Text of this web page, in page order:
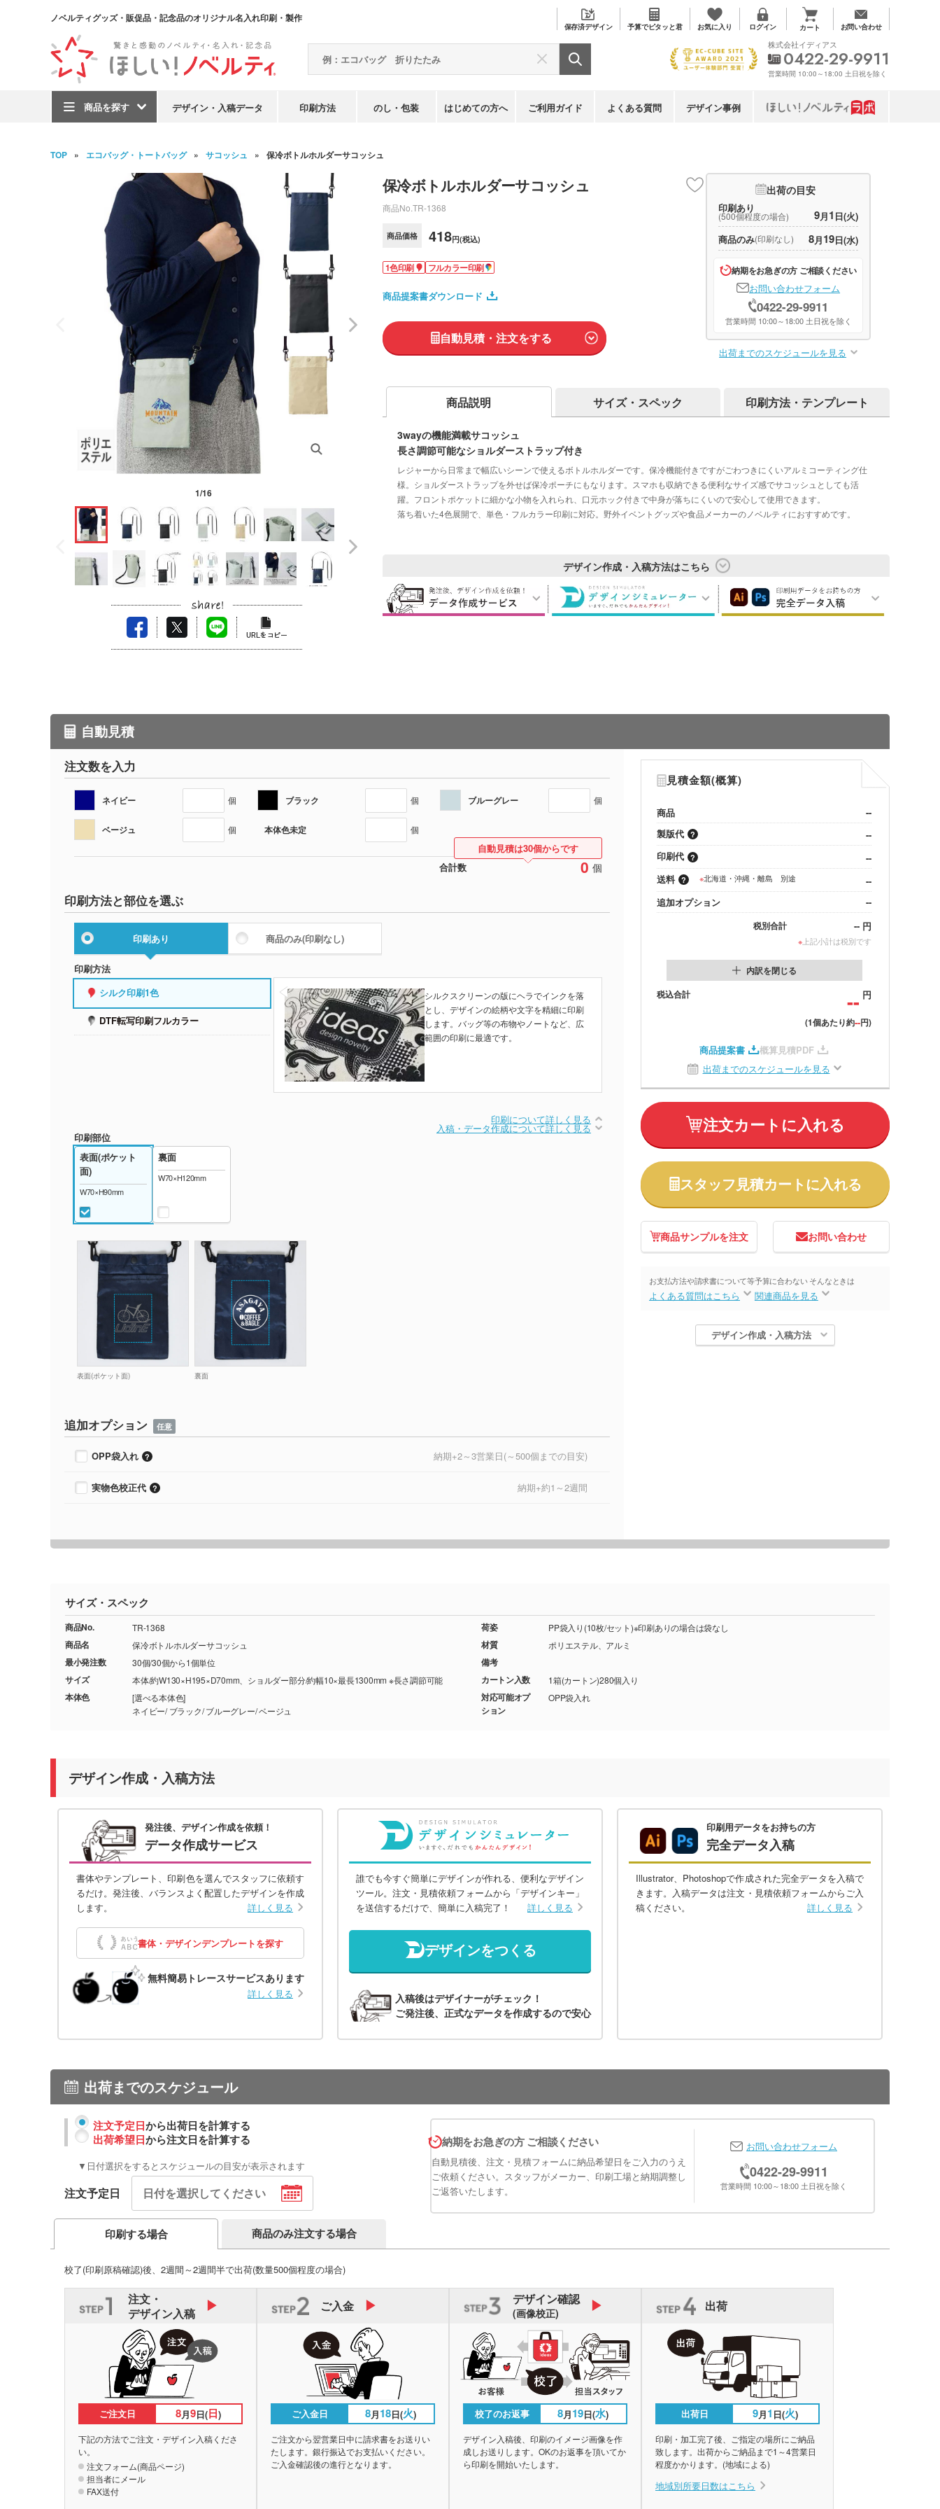
ノベルティグッズ・販促品・記念品のオリジナル名入れ印刷・製作
保存済デザイン 予算でピタッと君 お気に入り ログイン カート お問い合わせ
商品を探す デザイン・入稿データ 印刷方法 のし・包装 はじめての方へ ご利用ガイド よくある質問 デザイン事例
株式会社イディアス
0422-29-9911
営業時間 10:00～18:00 土日祝を除く
TOP エコバッグ・トートバッグ サコッシュ 保冷ボトルホルダーサコッシュ
1/16
保冷ボトルホルダーサコッシュ
商品No. TR-1368
商品価格 418円(税込)
1色印刷 フルカラー印刷
商品提案書ダウンロード
自動見積・注文をする
出荷の目安
印刷あり
(500個程度の場合) 9月1 日(火)
商品のみ(印刷なし) 8月19日(水)
納期をお急ぎの方 ご相談ください
お問い合わせフォーム
0422-29-9911
営業時間 10:00～18:00 土日祝を除く
出荷までのスケジュールを見る
商品説明 サイズ・スペック 印刷方法・テンプレート
3wayの機能満載サコッシュ
長さ調節可能なショルダーストラップ付き
レジャーから日常まで幅広いシーンで使えるボトルホルダーです。保冷機能付きですがごわつきにくいアルミコーティング仕
様。ショルダーストラップを外せば保冷ポーチにもなります。スマホも収納できる便利なサイズ感でサコッシュとしても活
躍。フロントポケットに細かな小物を入れられ、口元ホック付きで中身が落ちにくいので安心して使用できます。
落ち着いた4色展開で、単色・フルカラー印刷に対応。野外イベントグッズや食品メーカーのノベルティにおすすめです。
デザイン作成・入稿方法はこちら
自動見積
注文数を入力
ネイビー 個 ブラック 個 ブルーグレー 個
ベージュ 個 本体色未定 個
合計数 0 個
自動見積は30個からです
印刷方法と部位を選ぶ
印刷あり 商品のみ(印刷なし)
印刷方法
シルク印刷1色
DTF転写印刷フルカラー
シルクスクリーンの版にヘラでインクを落
とし、デザインの絵柄や文字を精細に印刷
します。バッグ等の布物やノートなど、広
範囲の印刷に最適です。
印刷について詳しく見る
入稿・データ作成について詳しく見る
印刷部位
表面(ポケット
面)
W70×H90mm
裏面
W70×H120mm
表面(ポケット面) 裏面
追加オプション 任意
OPP袋入れ 納期+2～3営業日(～500個までの目安)
実物色校正代 納期+約1～2週間
見積金額(概算)
商品
--
製版代
--
印刷代
--
送料
※北海道・沖縄・離島 別途
--
追加オプション
--
税別合計 -- 円
※ 上記小計は税別です
内訳を閉じる
税込合計
-- 円
(1個あたり約--円)
商品提案書
概算見積PDF
出荷までのスケジュールを見る
注文カートに入れる
スタッフ見積カートに入れる
商品サンプルを注文 お問い合わせ
お支払方法や請求書について等
よくある質問はこちら
予算に合わない そんなときは
関連商品を見る
デザイン作成・入稿方法
サイズ・スペック
商品No. TR-1368
商品名 保冷ボトルホルダーサコッシュ
最小発注数 30個/30個から1個単位
サイズ 本体/約W130×H195×D70mm、ショルダー部分/約幅10×最長1300mm ※長さ調節可能
本体色
[選べる本体色]
ネイビー/ ブラック/ ブルーグレー/ ベージュ
荷姿 PP袋入り(10枚/セット)※印刷ありの場合は袋なし
材質 ポリエステル、アルミ
備考
カートン入数
1箱(カートン)280個入り
対応可能オプ
ション
OPP袋入れ
デザイン作成・入稿方法
発注後、デザイン作成を依頼！
データ作成サービス
書体やテンプレート、印刷色を選んでスタッフに依頼す
るだけ。発注後、バランスよく配置したデザインを作成
します。
詳しく見る
書体・デザインデンプレートを探す
無料簡易トレースサービスあります
詳しく見る
誰でも今すぐ簡単にデザインが作れる、便利なデザイン
ツール。注文・見積依頼フォームから「デザインキー」
を送信するだけで、簡単に入稿完了！
詳しく見る
デザインをつくる
入稿後はデザイナーがチェック！
ご発注後、正式なデータを作成するので安心
印刷用データをお持ちの方
完全データ入稿
Illustrator、Photoshopで作成された完全データを入稿で
きます。入稿データは注文・見積依頼フォームからご入
稿ください。
詳しく見る
出荷までのスケジュール
注文予定日から出荷日を計算する
出荷希望日から注文日を計算する
▼日付選択をするとスケジュールの目安が表示されます
注文予定日
納期をお急ぎの方 ご相談ください
自動見積後、注文・見積フォームに納品希望日をご入力のうえ
ご依頼ください。スタッフがメーカー、印刷工場と納期調整し
ご返答いたします。
お問い合わせフォーム
0422-29-9911
営業時間 10:00～18:00 土日祝を除く
印刷する場合 商品のみ注文する場合
校了(印刷原稿確認)後、2週間～2週間半で出荷(数量500個程度の場合)
注文・
デザイン入稿
ご注文日 8月9日(日)
下記の方法でご注文・デザイン入稿くださ
い。
注文フォーム(商品ページ)
担当者にメール
FAX送付
ご入金
ご入金日 8月18日(火)
ご注文から翌営業日中に請求書をお送りい
たします。銀行振込でお支払いください。
ご入金確認後の進行となります。
デザイン確認
(画像校正)
校了のお返事 8月19日(水)
デザイン入稿後、印刷のイメージ画像を作
成しお送りします。OKのお返事を頂いてか
ら印刷を開始いたします。
出荷
出荷日 9月1 日(火)
印刷・加工完了後、ご指定の場所にご納品
致します。出荷からご納品まで1～4営業日
程度かかります。(地域による)
地域別所要日数はこちら